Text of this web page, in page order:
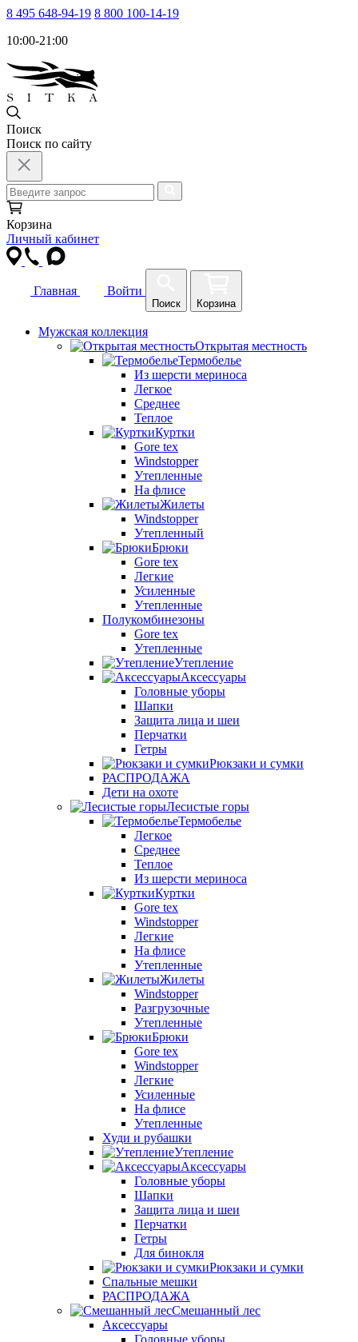
8 495 648-94-19 8 800 100-14-19
10:00-21:00
Поиск
Поиск по сайту
Корзина
Личный кабинет
Главная Войти
Поиск Корзина
Мужская коллекция
Открытая местность
Термобелье
Из шерсти мериноса
Легкое
Среднее
Теплое
Куртки
Gore tex
Windstopper
Утепленные
На флисе
Жилеты
Windstopper
Утепленный
Брюки
Gore tex
Легкие
Усиленные
Утепленные
Полукомбинезоны
Gore tex
Утепленные
Утепление
Аксессуары
Головные уборы
Шапки
Защита лица и шеи
Перчатки
Гетры
Рюкзаки и сумки
РАСПРОДАЖА
Дети на охоте
Лесистые горы
Термобелье
Легкое
Среднее
Теплое
Из шерсти мериноса
Куртки
Gore tex
Windstopper
Легкие
На флисе
Утепленные
Жилеты
Windstopper
Разгрузочные
Утепленные
Брюки
Gore tex
Windstopper
Легкие
Усиленные
На флисе
Утепленные
Худи и рубашки
Утепление
Аксессуары
Головные уборы
Шапки
Защита лица и шеи
Перчатки
Гетры
Для бинокля
Рюкзаки и сумки
Спальные мешки
РАСПРОДАЖА
Смешанный лес
Аксессуары
Головные уборы